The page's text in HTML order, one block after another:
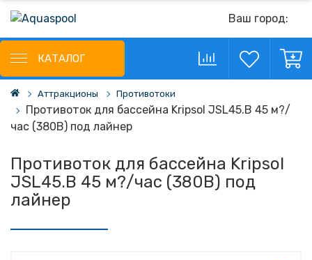
Ваш город:
КАТАЛОГ
Аттракционы Противотоки
Противоток для бассейна Kripsol JSL45.B 45 м?/
час (380В) под лайнер
Противоток для бассейна Kripsol
JSL45.B 45 м?/час (380В) под
лайнер